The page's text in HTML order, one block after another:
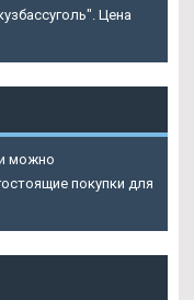
Цена
можно
покупки для